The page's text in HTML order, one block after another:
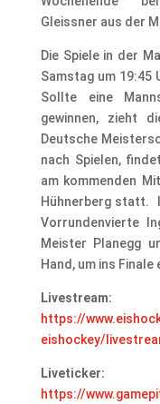
Gleissner aus der
Die Spiele in der
Samstag um 19:45
Sollte eine
gewinnen, zieht
Deutsche
nach Spielen,
am kommenden
Hühnerberg statt.
Vorrundenvierte
Meister Planegg
Hand, um ins Finale
Livestream:
https://
eishockey/
Liveticker:
https://